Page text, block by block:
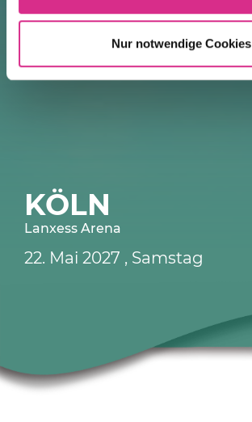
Nur notwendige Cookies
KÖLN
Lanxess Arena
22. Mai 2027 , Samstag